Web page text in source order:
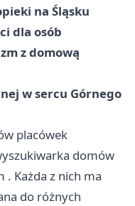
na Śląsku
dla osób
z domową
w sercu Górnego
placówek
domów
. Każda z nich ma
do różnych